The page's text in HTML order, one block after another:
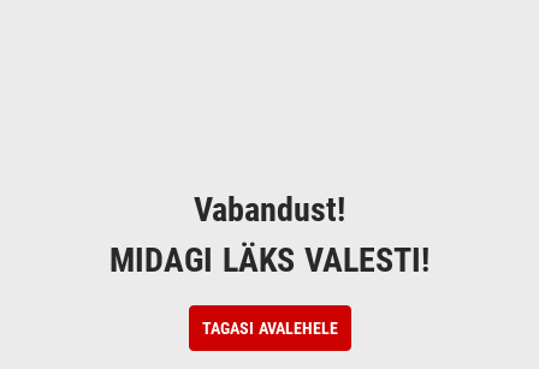
Vabandust!
MIDAGI LÄKS VALESTI!
TAGASI AVALEHELE